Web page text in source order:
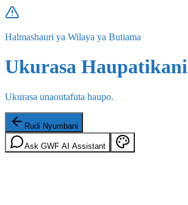
Halmashauri ya Wilaya ya Butiama
Ukurasa Haupatikani
Ukurasa unaoutafuta haupo.
Rudi Nyumbani
Ask GWF AI Assistant